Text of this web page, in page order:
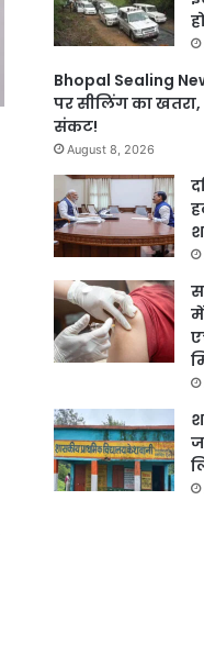
Bhopal Sealing
पर सीलिंग का खतरा,
संकट!
August 8, 2026